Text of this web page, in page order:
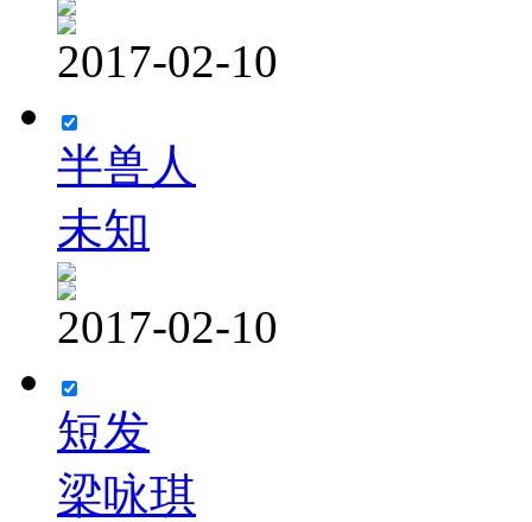
2017-02-10
半兽人
未知
2017-02-10
短发
梁咏琪